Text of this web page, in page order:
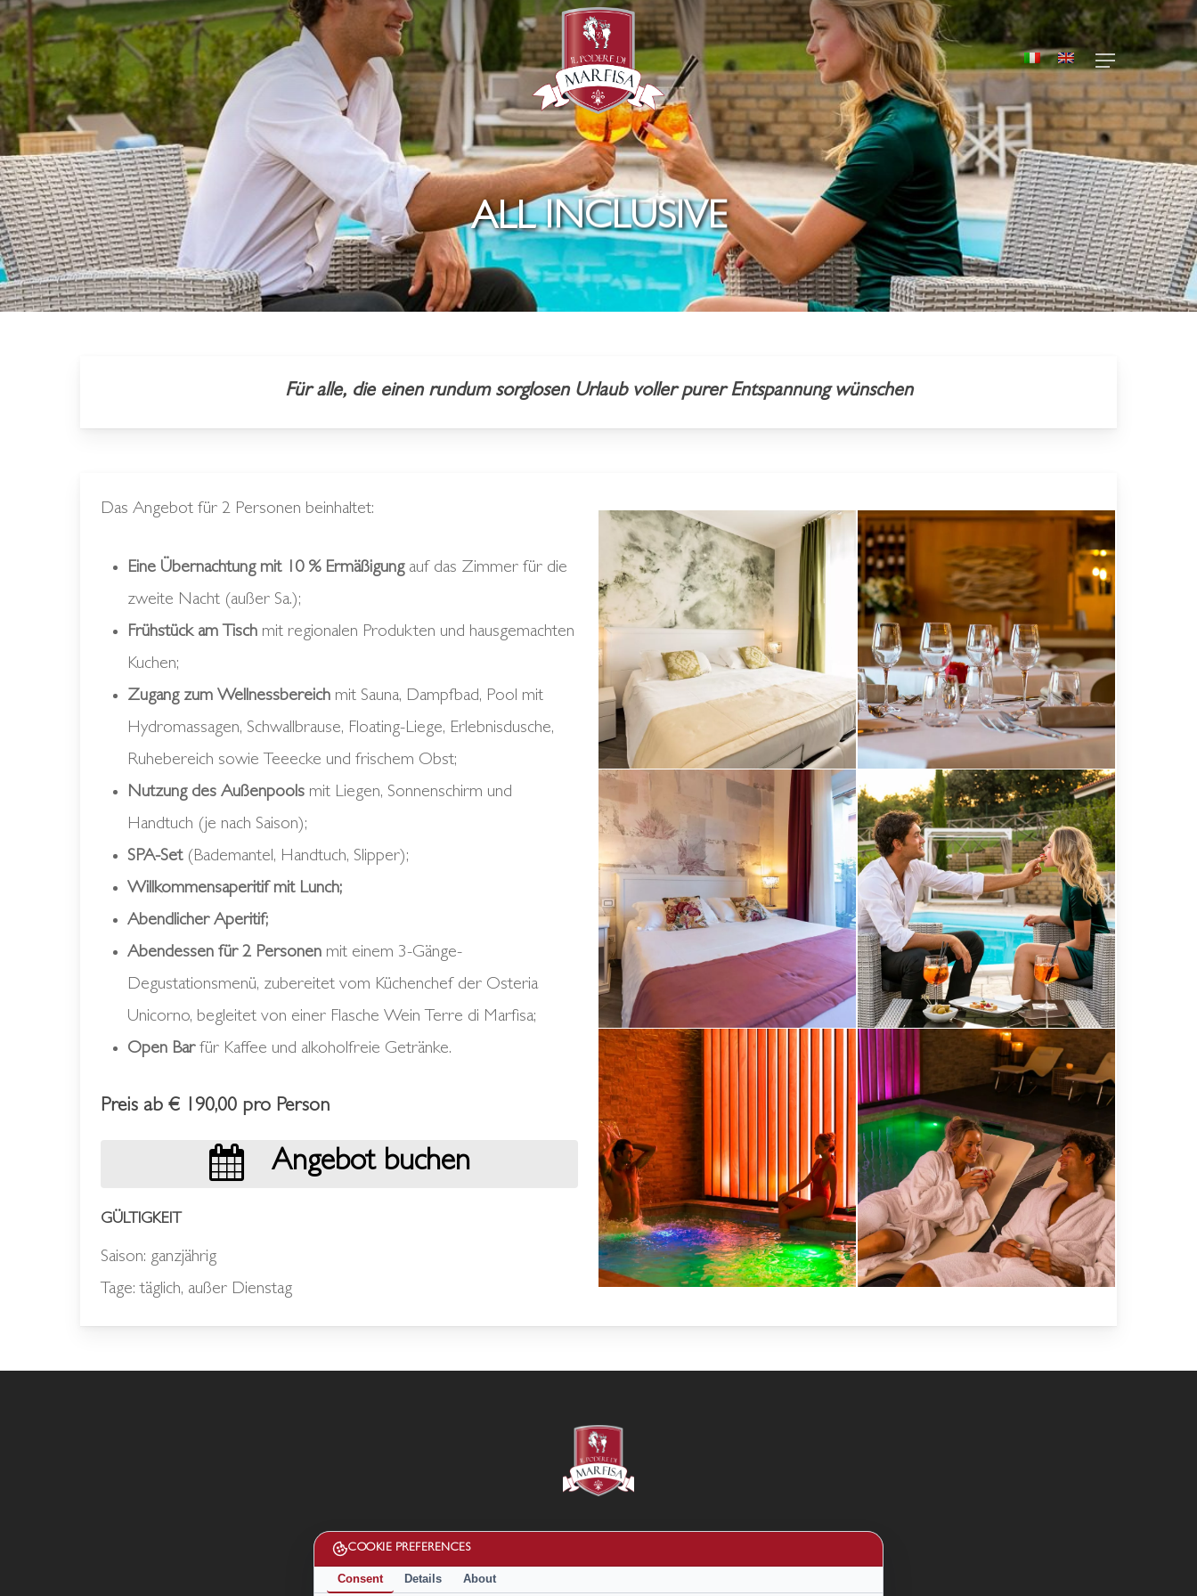
COOKIE PREFERENCES
Consent Details About
Skip
to
main
content
Menu
ALL INCLUSIVE
Für alle, die einen rundum sorglosen Urlaub voller purer Entspannung wünschen
Das Angebot für 2 Personen beinhaltet:
Eine Übernachtung mit 10 % Ermäßigungauf das Zimmer für die
zweite Nacht (außer Sa.);
Frühstück am Tisch mit regionalen Produkten und hausgemachten
Kuchen;
Zugang zum Wellnessbereich mit Sauna, Dampfbad, Pool mit
Hydromassagen, Schwallbrause, Floating-Liege, Erlebnisdusche,
Ruhebereich sowie Teeecke und frischem Obst;
Nutzung des Außenpools mit Liegen, Sonnenschirm und
Handtuch (je nach Saison);
SPA-Set(Bademantel, Handtuch, Slipper);
Willkommensaperitif mit Lunch;
Abendlicher Aperitif;
Abendessen für 2 Personen mit einem 3-Gänge-
Degustationsmenü, zubereitet vom Küchenchef der Osteria
Unicorno, begleitet von einer Flasche Wein Terre di Marfisa;
Open Barfür Kaffee und alkoholfreie Getränke.
Preis ab € 190,00 pro Person
Angebot buchen
GÜLTIGKEIT
Saison: ganzjährig
Tage: täglich, außer Dienstag
Podere
Marfisa
30
novembre
2022
38
LD
Alberto
Blasetti
/
www.albertoblasetti.com
Podere
di
novembre
2022
36
Alberto
Blasetti
/
www.albertoblasetti.com
Alberto
Blasetti
/
www.albertoblasetti.com
Alberto
Blasetti
/
www.albertoblasetti.com